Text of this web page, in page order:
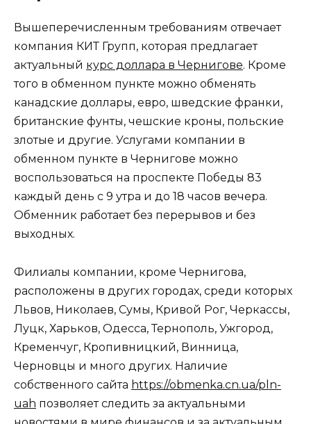
Вышеперечисленным требованиям отвечает
компания КИТ Групп, которая предлагает
актуальный курс доллара в Чернигове. Кроме
того в обменном пункте можно обменять
канадские доллары, евро, шведские франки,
британские фунты, чешские кроны, польские
злотые и другие. Услугами компании в
обменном пункте в Чернигове можно
воспользоваться на проспекте Победы 83
каждый день с 9 утра и до 18 часов вечера.
Обменник работает без перерывов и без
выходных.
Филиалы компании, кроме Чернигова,
расположены в других городах, среди которых
Львов, Николаев, Сумы, Кривой Рог, Черкассы,
Луцк, Харьков, Одесса, Тернополь, Ужгород,
Кременчуг, Кропивницкий, Винница,
Черновцы и много других. Наличие
собственного сайта https://obmenka.cn.ua/pln-
uah позволяет следить за актуальными